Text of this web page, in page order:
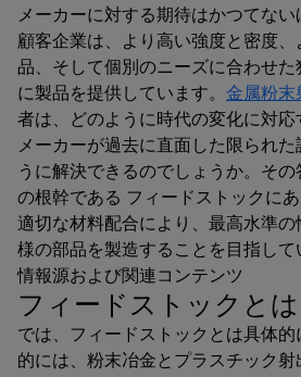
メーカーに対する期待はかつてない
顧客企業は、より高い強度と密度
品、そして個別のニーズに合わせ
に製品を提供しています。 金属粉末
者は、どのように時代の変化に対応
メーカーが過去に直面した限られ
うに解決できるのでしょうか。そ
の根幹である フィードストックにあ
適切な材料配合により、最高水準
様の部品を製造することを目指して
情報源および関連コンテンツ
フィードストックとは
では、フィードストックとは具体
的には、粉末冶金とプラスチック